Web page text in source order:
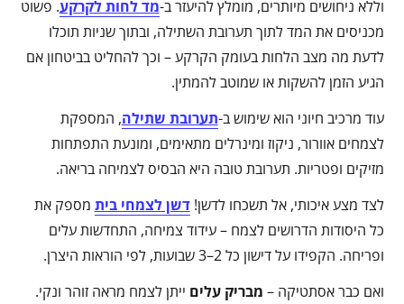
וללא ניחושים מיותרים, מומלץ להיעזר ב-מד לחות לקרקע. פשוט
מכניסים את המד לתוך תערובת השתילה, ובתוך שניות תוכלו
לדעת מה מצב הלחות בעומק הקרקע – וכך להחליט בביטחון אם
הגיע הזמן להשקות או שמוטב להמתין.
עוד מרכיב חיוני הוא שימוש ב-תערובת שתילה, המספקת
לצמחים אוורור, ניקוז ומינרלים מתאימים, ומונעת התפתחות
מזיקים ופטריות. תערובת טובה היא הבסיס לצמיחה בריאה.
לצד מצע איכותי, אל תשכחו לדשן!דשן לצמחי בית מספק את
כל היסודות הדרושים לצמח – עידוד צמיחה, התחדשות עלים
ופריחה. הקפידו על דישון כל 2–3 שבועות, לפי הוראות היצרן.
ואם כבר אסתטיקה – מבריק עלים ייתן לצמח מראה זוהר ונקי.